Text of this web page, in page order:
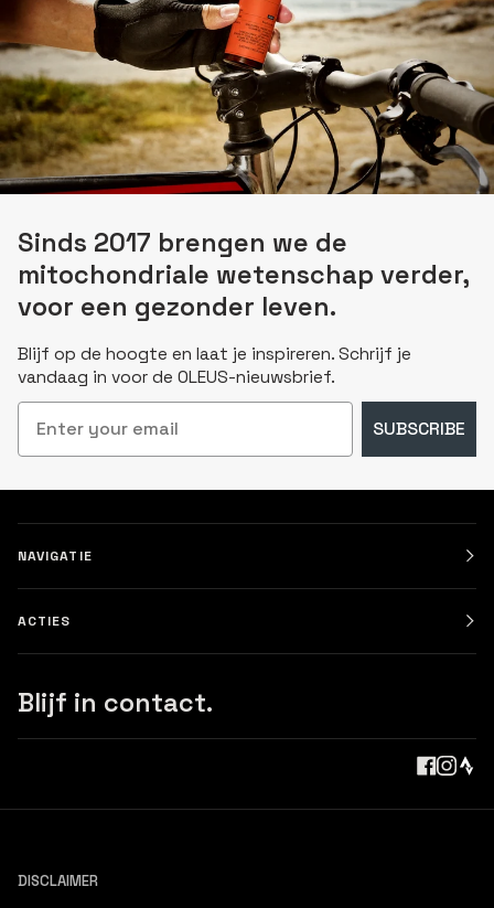
Sinds 2017 brengen we de
mitochondriale wetenschap verder,
voor een gezonder leven.
Blijf op de hoogte en laat je inspireren. Schrijf je
vandaag in voor de OLEUS-nieuwsbrief.
Email
SUBSCRIBE
NAVIGATIE
ACTIES
Blijf in contact.
DISCLAIMER